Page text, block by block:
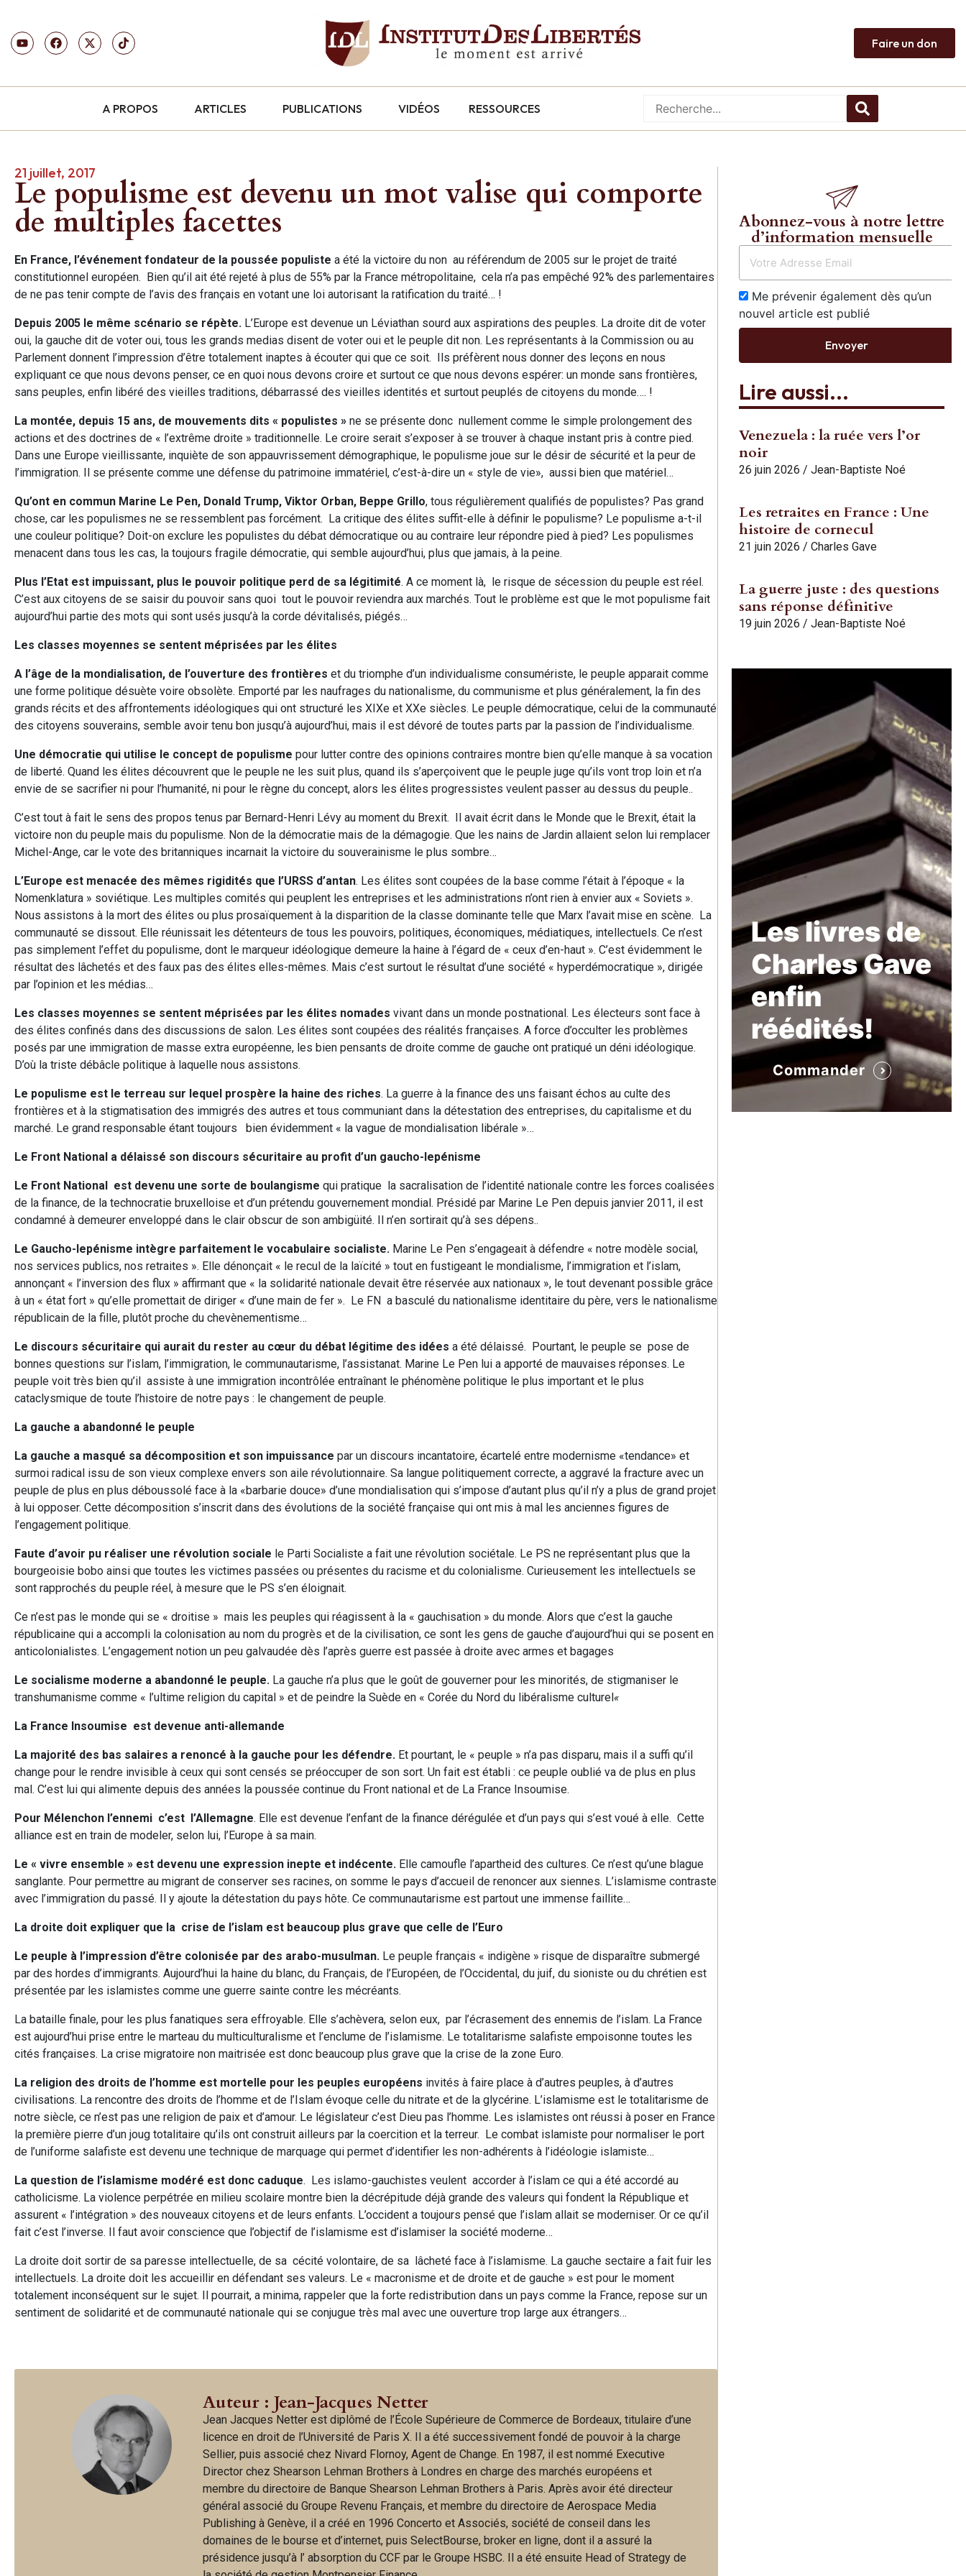
Faire un don
A PROPOS ARTICLES PUBLICATIONS VIDÉOS RESSOURCES
21 juillet, 2017
Le populisme est devenu un mot valise qui comporte
de multiples facettes
En France, l’événement fondateur de la poussée populiste a été la victoire du non au référendum de 2005 sur le projet de traité
constitutionnel européen. Bien qu’il ait été rejeté à plus de 55% par la France métropolitaine, cela n’a pas empêché 92% des parlementaires
de ne pas tenir compte de l’avis des français en votant une loi autorisant la ratification du traité… !
Depuis 2005 le même scénario se répète. L’Europe est devenue un Léviathan sourd aux aspirations des peuples. La droite dit de voter
oui, la gauche dit de voter oui, tous les grands medias disent de voter oui et le peuple dit non. Les représentants à la Commission ou au
Parlement donnent l’impression d’être totalement inaptes à écouter qui que ce soit. Ils préfèrent nous donner des leçons en nous
expliquant ce que nous devons penser, ce en quoi nous devons croire et surtout ce que nous devons espérer: un monde sans frontières,
sans peuples, enfin libéré des vieilles traditions, débarrassé des vieilles identités et surtout peuplés de citoyens du monde…. !
La montée, depuis 15 ans, de mouvements dits « populistes » ne se présente donc nullement comme le simple prolongement des
actions et des doctrines de « l’extrême droite » traditionnelle. Le croire serait s’exposer à se trouver à chaque instant pris à contre pied.
Dans une Europe vieillissante, inquiète de son appauvrissement démographique, le populisme joue sur le désir de sécurité et la peur de
l’immigration. Il se présente comme une défense du patrimoine immatériel, c’est-à-dire un « style de vie», aussi bien que matériel…
Qu’ont en commun Marine Le Pen, Donald Trump, Viktor Orban, Beppe Grillo, tous régulièrement qualifiés de populistes? Pas grand
chose, car les populismes ne se ressemblent pas forcément. La critique des élites suffit-elle à définir le populisme? Le populisme a-t-il
une couleur politique? Doit-on exclure les populistes du débat démocratique ou au contraire leur répondre pied à pied? Les populismes
menacent dans tous les cas, la toujours fragile démocratie, qui semble aujourd’hui, plus que jamais, à la peine.
Plus l’Etat est impuissant, plus le pouvoir politique perd de sa légitimité. A ce moment là, le risque de sécession du peuple est réel.
C’est aux citoyens de se saisir du pouvoir sans quoi tout le pouvoir reviendra aux marchés. Tout le problème est que le mot populisme fait
aujourd’hui partie des mots qui sont usés jusqu’à la corde dévitalisés, piégés…
Les classes moyennes se sentent méprisées par les élites
A l’âge de la mondialisation, de l’ouverture des frontières et du triomphe d’un individualisme consumériste, le peuple apparait comme
une forme politique désuète voire obsolète. Emporté par les naufrages du nationalisme, du communisme et plus généralement, la fin des
grands récits et des affrontements idéologiques qui ont structuré les XIXe et XXe siècles. Le peuple démocratique, celui de la communauté
des citoyens souverains, semble avoir tenu bon jusqu’à aujourd’hui, mais il est dévoré de toutes parts par la passion de l’individualisme.
Une démocratie qui utilise le concept de populisme pour lutter contre des opinions contraires montre bien qu’elle manque à sa vocation
de liberté. Quand les élites découvrent que le peuple ne les suit plus, quand ils s’aperçoivent que le peuple juge qu’ils vont trop loin et n’a
envie de se sacrifier ni pour l’humanité, ni pour le règne du concept, alors les élites progressistes veulent passer au dessus du peuple..
C’est tout à fait le sens des propos tenus par Bernard-Henri Lévy au moment du Brexit. Il avait écrit dans le Monde que le Brexit, était la
victoire non du peuple mais du populisme. Non de la démocratie mais de la démagogie. Que les nains de Jardin allaient selon lui remplacer
Michel-Ange, car le vote des britanniques incarnait la victoire du souverainisme le plus sombre…
L’Europe est menacée des mêmes rigidités que l’URSS d’antan. Les élites sont coupées de la base comme l’était à l’époque « la
Nomenklatura » soviétique. Les multiples comités qui peuplent les entreprises et les administrations n’ont rien à envier aux « Soviets ».
Nous assistons à la mort des élites ou plus prosaïquement à la disparition de la classe dominante telle que Marx l’avait mise en scène. La
communauté se dissout. Elle réunissait les détenteurs de tous les pouvoirs, politiques, économiques, médiatiques, intellectuels. Ce n’est
pas simplement l’effet du populisme, dont le marqueur idéologique demeure la haine à l’égard de « ceux d’en-haut ». C’est évidemment le
résultat des lâchetés et des faux pas des élites elles-mêmes. Mais c’est surtout le résultat d’une société « hyperdémocratique », dirigée
par l’opinion et les médias…
Les classes moyennes se sentent méprisées par les élites nomades vivant dans un monde postnational. Les électeurs sont face à
des élites confinés dans des discussions de salon. Les élites sont coupées des réalités françaises. A force d’occulter les problèmes
posés par une immigration de masse extra européenne, les bien pensants de droite comme de gauche ont pratiqué un déni idéologique.
D’où la triste débâcle politique à laquelle nous assistons.
Le populisme est le terreau sur lequel prospère la haine des riches. La guerre à la finance des uns faisant échos au culte des
frontières et à la stigmatisation des immigrés des autres et tous communiant dans la détestation des entreprises, du capitalisme et du
marché. Le grand responsable étant toujours bien évidemment « la vague de mondialisation libérale »…
Le Front National a délaissé son discours sécuritaire au profit d’un gaucho-lepénisme
Le Front National est devenu une sorte de boulangisme qui pratique la sacralisation de l’identité nationale contre les forces coalisées
de la finance, de la technocratie bruxelloise et d’un prétendu gouvernement mondial. Présidé par Marine Le Pen depuis janvier 2011, il est
condamné à demeurer enveloppé dans le clair obscur de son ambigüité. Il n’en sortirait qu’à ses dépens..
Le Gaucho-lepénisme intègre parfaitement le vocabulaire socialiste. Marine Le Pen s’engageait à défendre « notre modèle social,
nos services publics, nos retraites ». Elle dénonçait « le recul de la laïcité » tout en fustigeant le mondialisme, l’immigration et l’islam,
annonçant « l’inversion des flux » affirmant que « la solidarité nationale devait être réservée aux nationaux », le tout devenant possible grâce
à un « état fort » qu’elle promettait de diriger « d’une main de fer ». Le FN a basculé du nationalisme identitaire du père, vers le nationalisme
républicain de la fille, plutôt proche du chevènementisme…
Le discours sécuritaire qui aurait du rester au cœur du débat légitime des idées a été délaissé. Pourtant, le peuple se pose de
bonnes questions sur l’islam, l’immigration, le communautarisme, l’assistanat. Marine Le Pen lui a apporté de mauvaises réponses. Le
peuple voit très bien qu’il assiste à une immigration incontrôlée entraînant le phénomène politique le plus important et le plus
cataclysmique de toute l’histoire de notre pays : le changement de peuple.
La gauche a abandonné le peuple
La gauche a masqué sa décomposition et son impuissance par un discours incantatoire, écartelé entre modernisme «tendance» et
surmoi radical issu de son vieux complexe envers son aile révolutionnaire. Sa langue politiquement correcte, a aggravé la fracture avec un
peuple de plus en plus déboussolé face à la «barbarie douce» d’une mondialisation qui s’impose d’autant plus qu’il n’y a plus de grand projet
à lui opposer. Cette décomposition s’inscrit dans des évolutions de la société française qui ont mis à mal les anciennes figures de
l’engagement politique.
Faute d’avoir pu réaliser une révolution sociale le Parti Socialiste a fait une révolution sociétale. Le PS ne représentant plus que la
bourgeoisie bobo ainsi que toutes les victimes passées ou présentes du racisme et du colonialisme. Curieusement les intellectuels se
sont rapprochés du peuple réel, à mesure que le PS s’en éloignait.
Ce n’est pas le monde qui se « droitise » mais les peuples qui réagissent à la « gauchisation » du monde. Alors que c’est la gauche
républicaine qui a accompli la colonisation au nom du progrès et de la civilisation, ce sont les gens de gauche d’aujourd’hui qui se posent en
anticolonialistes. L’engagement notion un peu galvaudée dès l’après guerre est passée à droite avec armes et bagages
Le socialisme moderne a abandonné le peuple. La gauche n’a plus que le goût de gouverner pour les minorités, de stigmaniser le
transhumanisme comme « l’ultime religion du capital » et de peindre la Suède en « Corée du Nord du libéralisme culturel«
La France Insoumise est devenue anti-allemande
La majorité des bas salaires a renoncé à la gauche pour les défendre. Et pourtant, le « peuple » n’a pas disparu, mais il a suffi qu’il
change pour le rendre invisible à ceux qui sont censés se préoccuper de son sort. Un fait est établi : ce peuple oublié va de plus en plus
mal. C’est lui qui alimente depuis des années la poussée continue du Front national et de La France Insoumise.
Pour Mélenchon l’ennemi c’est l’Allemagne. Elle est devenue l’enfant de la finance dérégulée et d’un pays qui s’est voué à elle. Cette
alliance est en train de modeler, selon lui, l’Europe à sa main.
Le « vivre ensemble » est devenu une expression inepte et indécente. Elle camoufle l’apartheid des cultures. Ce n’est qu’une blague
sanglante. Pour permettre au migrant de conserver ses racines, on somme le pays d’accueil de renoncer aux siennes. L’islamisme contraste
avec l’immigration du passé. Il y ajoute la détestation du pays hôte. Ce communautarisme est partout une immense faillite…
La droite doit expliquer que la crise de l’islam est beaucoup plus grave que celle de l’Euro
Le peuple à l’impression d’être colonisée par des arabo-musulman. Le peuple français « indigène » risque de disparaître submergé
par des hordes d’immigrants. Aujourd’hui la haine du blanc, du Français, de l’Européen, de l’Occidental, du juif, du sioniste ou du chrétien est
présentée par les islamistes comme une guerre sainte contre les mécréants.
La bataille finale, pour les plus fanatiques sera effroyable. Elle s’achèvera, selon eux, par l’écrasement des ennemis de l’islam. La France
est aujourd’hui prise entre le marteau du multiculturalisme et l’enclume de l’islamisme. Le totalitarisme salafiste empoisonne toutes les
cités françaises. La crise migratoire non maitrisée est donc beaucoup plus grave que la crise de la zone Euro.
La religion des droits de l’homme est mortelle pour les peuples européens invités à faire place à d’autres peuples, à d’autres
civilisations. La rencontre des droits de l’homme et de l’Islam évoque celle du nitrate et de la glycérine. L’islamisme est le totalitarisme de
notre siècle, ce n’est pas une religion de paix et d’amour. Le législateur c’est Dieu pas l’homme. Les islamistes ont réussi à poser en France
la première pierre d’un joug totalitaire qu’ils ont construit ailleurs par la coercition et la terreur. Le combat islamiste pour normaliser le port
de l’uniforme salafiste est devenu une technique de marquage qui permet d’identifier les non-adhérents à l’idéologie islamiste…
La question de l’islamisme modéré est donc caduque. Les islamo-gauchistes veulent accorder à l’islam ce qui a été accordé au
catholicisme. La violence perpétrée en milieu scolaire montre bien la décrépitude déjà grande des valeurs qui fondent la République et
assurent « l’intégration » des nouveaux citoyens et de leurs enfants. L’occident a toujours pensé que l’islam allait se moderniser. Or ce qu’il
fait c’est l’inverse. Il faut avoir conscience que l’objectif de l’islamisme est d’islamiser la société moderne…
La droite doit sortir de sa paresse intellectuelle, de sa cécité volontaire, de sa lâcheté face à l’islamisme. La gauche sectaire a fait fuir les
intellectuels. La droite doit les accueillir en défendant ses valeurs. Le « macronisme et de droite et de gauche » est pour le moment
totalement inconséquent sur le sujet. Il pourrait, a minima, rappeler que la forte redistribution dans un pays comme la France, repose sur un
sentiment de solidarité et de communauté nationale qui se conjugue très mal avec une ouverture trop large aux étrangers…
Auteur : Jean-Jacques Netter
Jean Jacques Netter est diplômé de l’École Supérieure de Commerce de Bordeaux, titulaire d’une
licence en droit de l’Université de Paris X. Il a été successivement fondé de pouvoir à la charge
Sellier, puis associé chez Nivard Flornoy, Agent de Change. En 1987, il est nommé Executive
Director chez Shearson Lehman Brothers à Londres en charge des marchés européens et
membre du directoire de Banque Shearson Lehman Brothers à Paris. Après avoir été directeur
général associé du Groupe Revenu Français, et membre du directoire de Aerospace Media
Publishing à Genève, il a créé en 1996 Concerto et Associés, société de conseil dans les
domaines de le bourse et d’internet, puis SelectBourse, broker en ligne, dont il a assuré la
présidence jusqu’à l’ absorption du CCF par le Groupe HSBC. Il a été ensuite Head of Strategy de
Abonnez-vous à notre lettre
d’information mensuelle
Me prévenir également dès qu’un
nouvel article est publié
Envoyer
Lire aussi...
Venezuela : la ruée vers l’or
noir
26 juin 2026 / Jean-Baptiste Noé
Les retraites en France : Une
histoire de cornecul
21 juin 2026 / Charles Gave
La guerre juste : des questions
sans réponse définitive
19 juin 2026 / Jean-Baptiste Noé
Les livres de
Charles Gave
enfin
réédités!
Commander